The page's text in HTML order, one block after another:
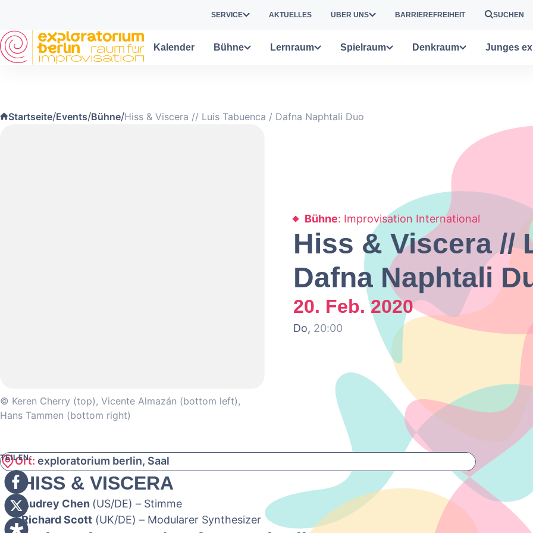
SERVICE AKTUELLES ÜBER UNS BARRIEREFREIHEIT SUCHEN
Kalender Bühne Lernraum Spielraum Denkraum Junges
Startseite/Events/Bühne/Hiss & Viscera // Luis Tabuenca / Dafna Naphtali Duo
Bühne: Improvisation International
Hiss & Viscera //
Dafna Naphtali
20. Feb. 2020
Do, 20:00
© Keren Cherry (top), Vicente Almazán (bottom left),
Hans Tammen (bottom right)
TEILEN:
Ort: exploratorium berlin, Saal
HISS & VISCERA
Audrey Chen (US/DE) – Stimme
Richard Scott (UK/DE) – Modularer Synthesizer